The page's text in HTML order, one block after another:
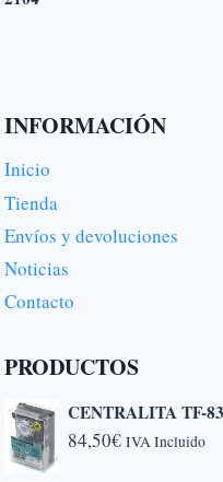
INFORMACIÓN
Inicio
Tienda
Envíos y devoluciones
Noticias
Contacto
PRODUCTOS
CENTRALITA TF-
84,50€ IVA Incluido